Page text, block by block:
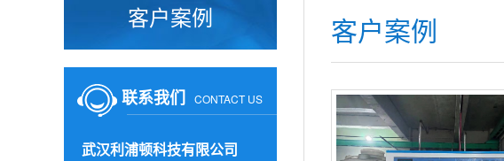
客户案例
联系我们 CONTACT US
武汉利浦顿科技有限公司
客户案例